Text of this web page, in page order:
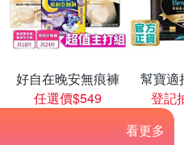
好自在晚安無痕褲
任選價$549
幫寶適
登記
看更多